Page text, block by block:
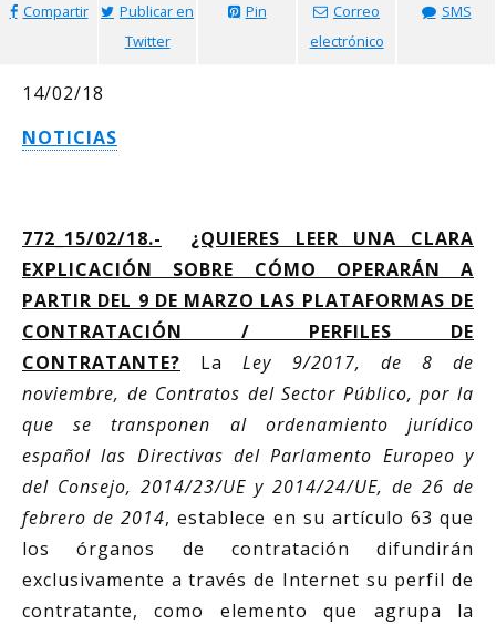
Compartir
Publicar en
Twitter
Pin
Correo
electrónico
SMS
14/02/18
NOTICIAS
772_15/02/18.-
¿QUIERES LEER UNA CLARA
EXPLICACIÓN SOBRE CÓMO OPERARÁN A
PARTIR DEL 9 DE MARZO LAS PLATAFORMAS DE
CONTRATACIÓN / PERFILES DE
CONTRATANTE? LaLey 9/2017, de 8 de
noviembre, de Contratos del Sector Público, por la
que se transponen al ordenamiento jurídico
español las Directivas del Parlamento Europeo y
del Consejo, 2014/23/UE y 2014/24/UE, de 26 de
febrero de 2014, establece en su artículo 63 que
los órganos de contratación difundirán
exclusivamente a través de Internet su perfil de
contratante, como elemento que agrupa la